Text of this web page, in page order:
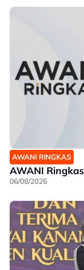
AWANI RINGKAS
AWANI
06/08/2026